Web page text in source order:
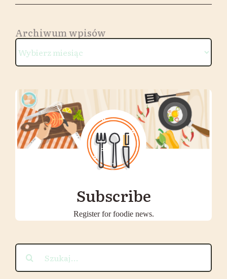
Archiwum wpisów
wpisów
Subscribe
Register for foodie news.